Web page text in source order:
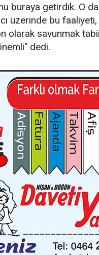
buraya getirdik. O
üzerinde bu
olarak savunmak
dedi.